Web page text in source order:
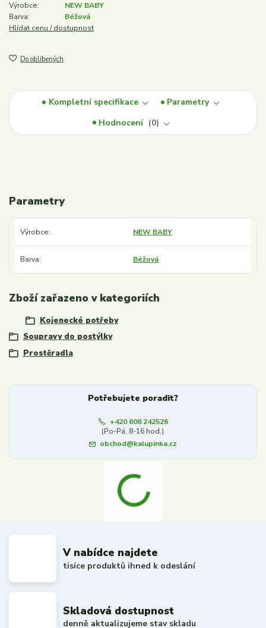
Výrobce:
NEW BABY
Barva:
Béžová
Hlídat cenu / dostupnost
Do oblíbených
Kompletní specifikace
Parametry
Hodnocení
0
Parametry
Výrobce NEW BABY
Barva Béžová
Zboží zařazeno v kategoriích
Kojenecké potřeby
Soupravy do postýlky
Prostěradla
Potřebujete poradit?
+420 608 242526
(Po-Pá, 8-16 hod.)
obchod@kalupinka.cz
V nabídce najdete
tisíce produktů ihned k odeslání
Skladová dostupnost
denně aktualizujeme stav skladu